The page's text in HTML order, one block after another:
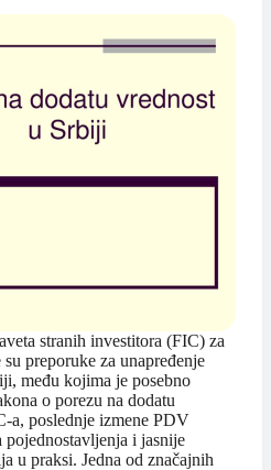
stranih investitora (FIC) za
preporuke za unapređenje
među kojima je posebno
o porezu na dodatu
a, poslednje izmene PDV
pojednostavljenja i jasnije
u praksi. Jedna od značajnih